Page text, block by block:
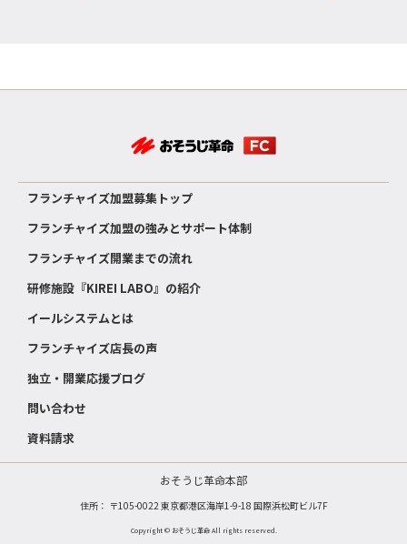
フランチャイズ加盟募集トップ
フランチャイズ加盟の強みとサポート体制
フランチャイズ開業までの流れ
研修施設『KIREI LABO』の紹介
イールシステムとは
フランチャイズ店長の声
独立・開業応援ブログ
問い合わせ
資料請求
おそうじ革命本部
住所： 〒105-0022 東京都港区海岸1-9-18 国際浜松町ビル7F
Copyright © おそうじ革命 All rights reserved.